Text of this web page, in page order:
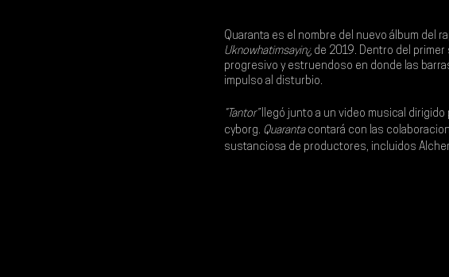
Quaranta es el nombre del nuevo álbum del
Uknowhatimsayin¿ de 2019. Dentro del primer
progresivo y estruendoso en donde las
impulso al disturbio.
“Tantor” llegó junto a un video musical dirigido
cyborg. Quaranta contará con las
sustanciosa de productores, incluidos